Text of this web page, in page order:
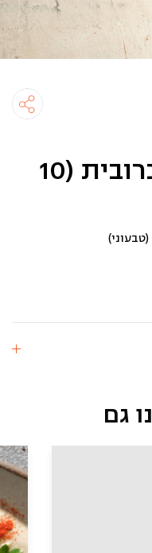
קציצות ברוקולי כרובית (10
גם